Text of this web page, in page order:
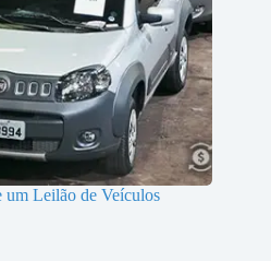
um Leilão de Veículos